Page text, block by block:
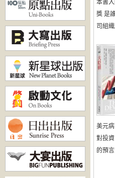
本書
獎 是
司組
美元
對投
的預